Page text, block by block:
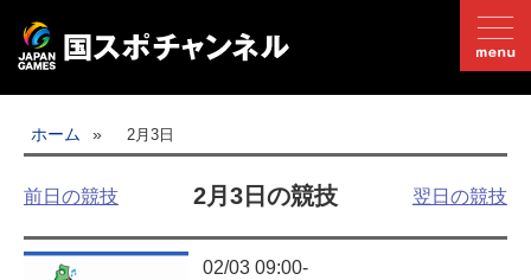
日程
ホーム » 2月3日
前日の競技 2月3日の競技 翌日の競技
02/03 09:00-